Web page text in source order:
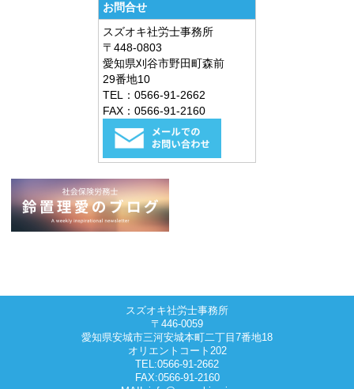
お問合せ
スズオキ社労士事務所
〒448-0803
愛知県刈谷市野田町森前
29番地10
TEL：0566-91-2662
FAX：0566-91-2160
スズオキ社労士事務所
〒446-0059
愛知県安城市三河安城本町二丁目7番地18
オリエントコート202
TEL:0566-91-2662
FAX:0566-91-2160